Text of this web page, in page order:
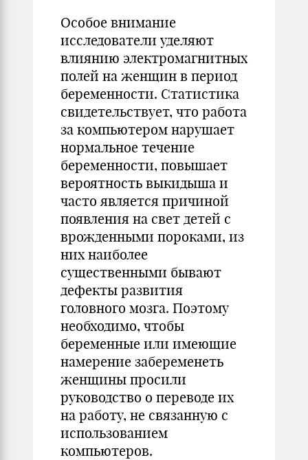
Особое внимание
исследователи уделяют
влиянию электромагнитных
полей на женщин в период
беременности. Статистика
свидетельствует, что работа
за компьютером нарушает
нормальное течение
беременности, повышает
вероятность выкидыша и
часто является причиной
появления на свет детей с
врожденными пороками, из
них наиболее
существенными бывают
дефекты развития
головного мозга. Поэтому
необходимо, чтобы
беременные или имеющие
намерение забеременеть
женщины просили
руководство о переводе их
на работу, не связанную с
использованием
компьютеров.